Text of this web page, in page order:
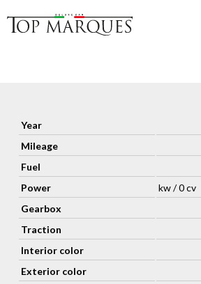
Year
Mileage
Fuel
Power
kw / 0 cv
Gearbox
Traction
Interior color
Exterior color